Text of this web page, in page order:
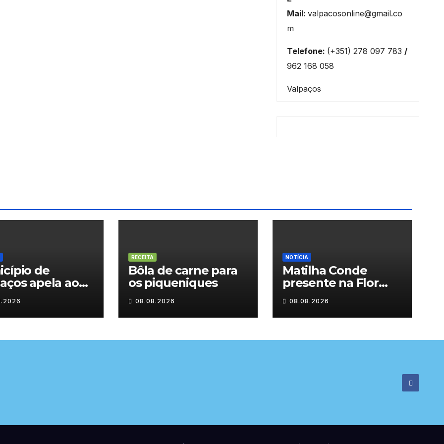
Mail: valpacosonline@gmail.co
m
Telefone: (+351) 278 097 783 /
962 168 058
Valpaços
de
apela ao
de
RECEITA
Bôla de carne para
os piqueniques
08.08.2026
NOTÍCIA
Matilha Conde
presente na Flor
Rural
08.08.2026